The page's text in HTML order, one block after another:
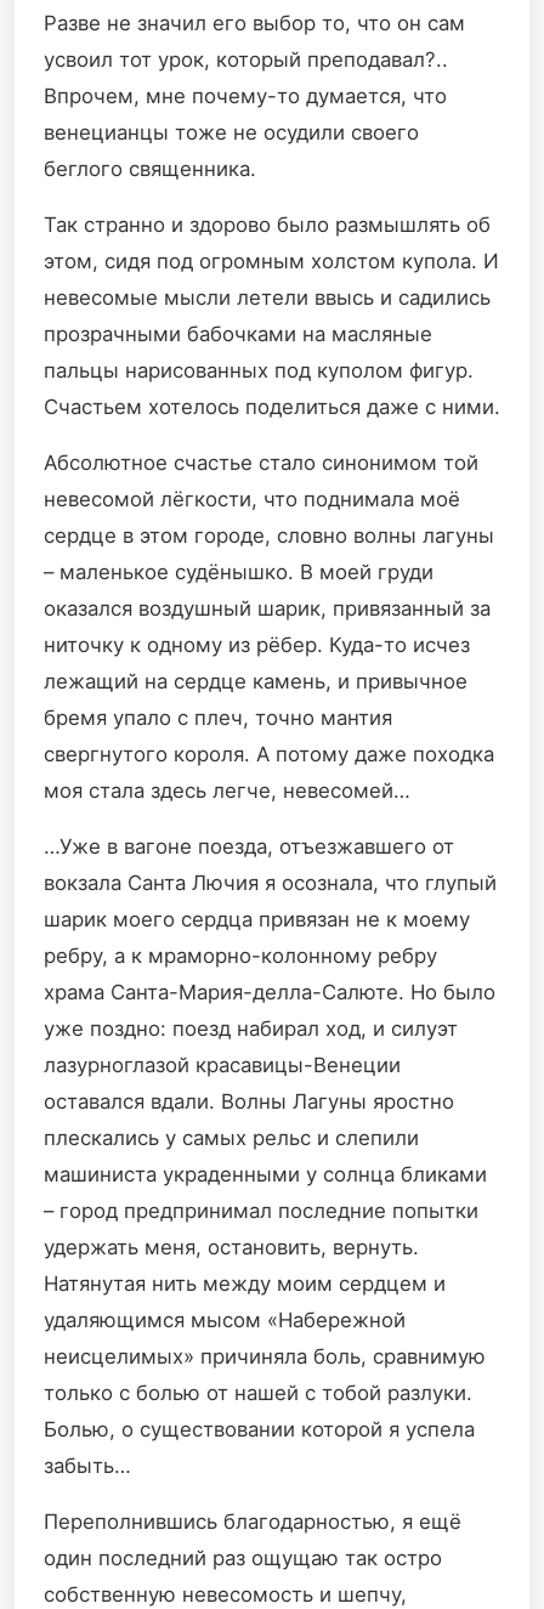
Разве не значил его выбор то, что он сам
усвоил тот урок, который преподавал?..
Впрочем, мне почему-то думается, что
венецианцы тоже не осудили своего
беглого священника.
Так странно и здорово было размышлять об
этом, сидя под огромным холстом купола. И
невесомые мысли летели ввысь и садились
прозрачными бабочками на масляные
пальцы нарисованных под куполом фигур.
Счастьем хотелось поделиться даже с ними.
Абсолютное счастье стало синонимом той
невесомой лёгкости, что поднимала моё
сердце в этом городе, словно волны лагуны
– маленькое судёнышко. В моей груди
оказался воздушный шарик, привязанный за
ниточку к одному из рёбер. Куда-то исчез
лежащий на сердце камень, и привычное
бремя упало с плеч, точно мантия
свергнутого короля. А потому даже походка
моя стала здесь легче, невесомей…
…Уже в вагоне поезда, отъезжавшего от
вокзала Санта Лючия я осознала, что глупый
шарик моего сердца привязан не к моему
ребру, а к мраморно-колонному ребру
храма Санта-Мария-делла-Салюте. Но было
уже поздно: поезд набирал ход, и силуэт
лазурноглазой красавицы-Венеции
оставался вдали. Волны Лагуны яростно
плескались у самых рельс и слепили
машиниста украденными у солнца бликами
– город предпринимал последние попытки
удержать меня, остановить, вернуть.
Натянутая нить между моим сердцем и
удаляющимся мысом «Набережной
неисцелимых» причиняла боль, сравнимую
только с болью от нашей с тобой разлуки.
Болью, о существовании которой я успела
забыть…
Переполнившись благодарностью, я ещё
один последний раз ощущаю так остро
собственную невесомость и шепчу,